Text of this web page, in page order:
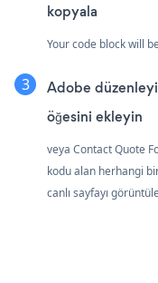
kopyala
Your code block will
Adobe
öğesini ekleyin
veya Contact Quote
kodu alan herhangi
canlı sayfayı